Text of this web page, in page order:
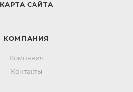
КАРТА САЙТА
КОМПАНИЯ
Компания
Контакты